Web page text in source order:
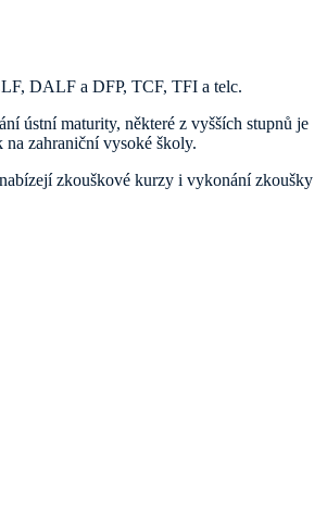
DALF a DFP, TCF, TFI a telc.
ústní maturity, některé z vyšších stupnů je
zahraniční vysoké školy.
zkouškové kurzy i vykonání zkoušky